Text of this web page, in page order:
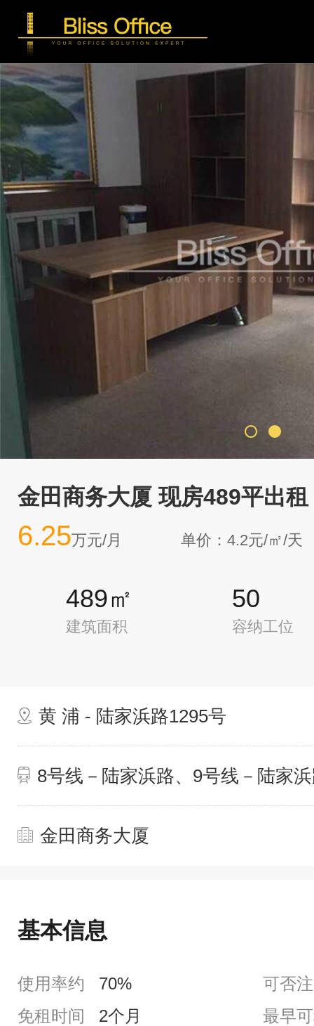
金田商务大厦 现房489平出
6.25万元/月 单价：4.2元/㎡/天
489㎡
建筑面积
50
容纳工位
黄 浦 - 陆家浜路1295号
8号线－陆家浜路、9号线－陆家
金田商务大厦
基本信息
使用率约 70%
可否
免租时间
2个月
最早